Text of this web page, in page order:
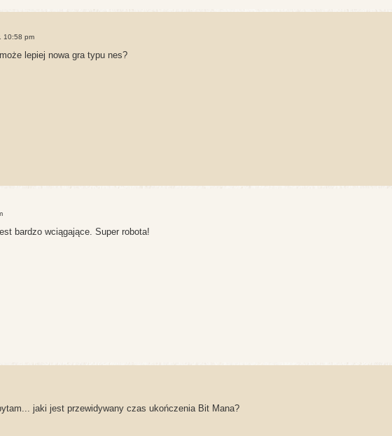
10:58 pm
lepiej nowa gra typu nes?
bardzo wciągające. Super robota!
jaki jest przewidywany czas ukończenia Bit Mana?